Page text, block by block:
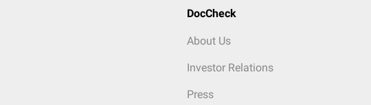
DocCheck
About Us
Investor Relations
Press